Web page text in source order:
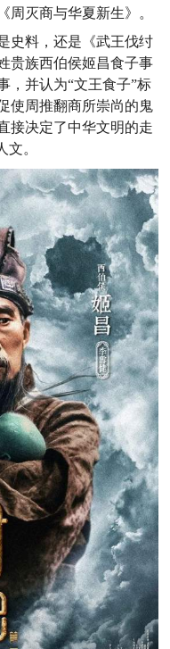
周灭商与华夏新生》。
史料，还是《武王伐纣
贵族西伯侯姬昌食子事
，并认为“文王食子”标
使周推翻商所崇尚的鬼
接决定了中华文明的走
文。